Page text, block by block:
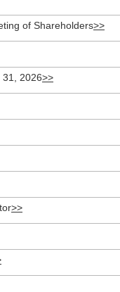
of Shareholders
31, 2026